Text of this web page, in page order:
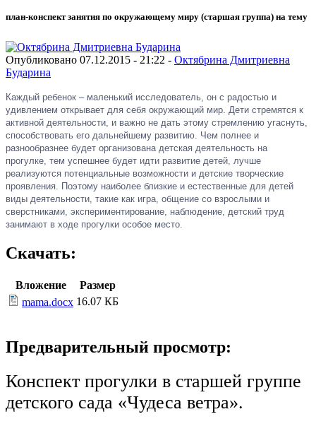
план-конспект занятия по окружающему миру (старшая группа) на тему
Опубликовано 07.12.2015 - 21:22 - Октябрина Дмитриевна
Бударина
Каждый ребенок – маленький исследователь, он с радостью и
удивлением открывает для себя окружающий мир. Дети стремятся к
активной деятельности, и важно не дать этому стремлению угаснуть,
способствовать его дальнейшему развитию. Чем полнее и
разнообразнее будет организована детская деятельность на
прогулке, тем успешнее будет идти развитие детей, лучше
реализуются потенциальные возможности и детские творческие
проявления. Поэтому наиболее близкие и естественные для детей
виды деятельности, такие как игра, общение со взрослыми и
сверстниками, экспериментирование, наблюдение, детский труд
занимают в ходе прогулки особое место.
Скачать:
Вложение
Размер
mama.docx 16.07 КБ
Предварительный просмотр:
Конспект прогулки в старшей группе
детского сада «Чудеса ветра».